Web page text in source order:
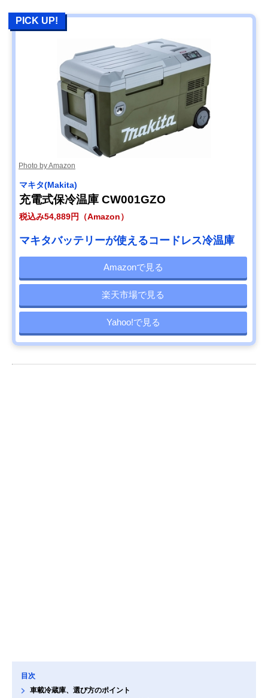
PICK UP!
Photo by Amazon
マキタ(Makita)
充電式保冷温庫 CW001GZO
税込み54,889円（Amazon）
マキタバッテリーが使えるコードレス冷温庫
Amazonで見る
楽天市場で見る
Yahoo!で見る
目次
車載冷蔵庫、選び方のポイント